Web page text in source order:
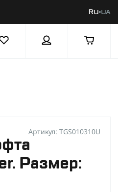
RU UA
Артикул: TGS010310U
Размер: